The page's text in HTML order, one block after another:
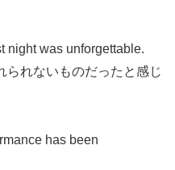
night was unforgettable.
られないものだったと感じ
has been